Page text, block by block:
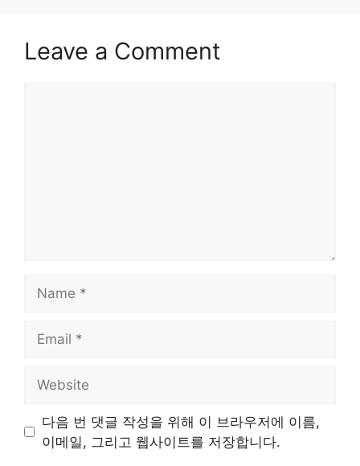
Leave a Comment
다음 번 댓글 작성을 위해 이 브라우저에 이름,
이메일, 그리고 웹사이트를 저장합니다.